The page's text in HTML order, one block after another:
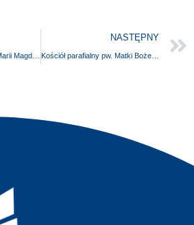
NASTĘPNY
Kościół parafialny pw. Matki Bożej Różańcowej